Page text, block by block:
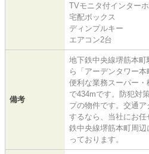
TVモニタ付インター
宅配ボックス
ディンプルキー
エアコン2台
備考
地下鉄中央線堺筋本
ら「アーデンタワー
便利な業務スーパー・
で434mです。防犯対
プの物件です。交通
するなら、当社にお
鉄中央線堺筋本町周
っております。